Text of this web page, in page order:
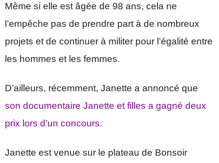
Même si elle est âgée de 98 ans, cela ne
l’empêche pas de prendre part à de nombreux
projets et de continuer à militer pour l’égalité entre
les hommes et les femmes.
D’ailleurs, récemment, Janette a annoncé que
son documentaire Janette et filles a gagné deux
prix lors d’un concours.
Janette est venue sur le plateau de Bonsoir